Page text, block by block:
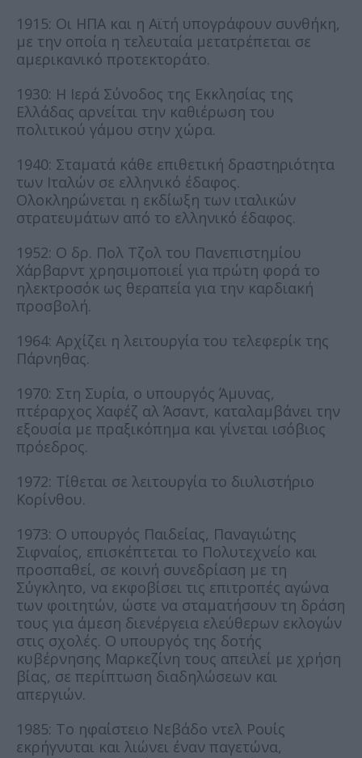
1915: Οι ΗΠΑ και η Αϊτή υπογράφουν συνθήκη,
με την οποία η τελευταία μετατρέπεται σε
αμερικανικό προτεκτοράτο.
1930: Η Ιερά Σύνοδος της Εκκλησίας της
Ελλάδας αρνείται την καθιέρωση του
πολιτικού γάμου στην χώρα.
1940: Σταματά κάθε επιθετική δραστηριότητα
των Ιταλών σε ελληνικό έδαφος.
Ολοκληρώνεται η εκδίωξη των ιταλικών
στρατευμάτων από το ελληνικό έδαφος.
1952: Ο δρ. Πολ Τζολ του Πανεπιστημίου
Χάρβαρντ χρησιμοποιεί για πρώτη φορά το
ηλεκτροσόκ ως θεραπεία για την καρδιακή
προσβολή.
1964: Αρχίζει η λειτουργία του τελεφερίκ της
Πάρνηθας.
1970: Στη Συρία, ο υπουργός Άμυνας,
πτέραρχος Χαφέζ αλ Άσαντ, καταλαμβάνει την
εξουσία με πραξικόπημα και γίνεται ισόβιος
πρόεδρος.
1972: Τίθεται σε λειτουργία το διυλιστήριο
Κορίνθου.
1973: Ο υπουργός Παιδείας, Παναγιώτης
Σιφναίος, επισκέπτεται το Πολυτεχνείο και
προσπαθεί, σε κοινή συνεδρίαση με τη
Σύγκλητο, να εκφοβίσει τις επιτροπές αγώνα
των φοιτητών, ώστε να σταματήσουν τη δράση
τους για άμεση διενέργεια ελεύθερων εκλογών
στις σχολές. Ο υπουργός της δοτής
κυβέρνησης Μαρκεζίνη τους απειλεί με χρήση
βίας, σε περίπτωση διαδηλώσεων και
απεργιών.
1985: Το ηφαίστειο Νεβάδο ντελ Ρουίς
εκρήγνυται και λιώνει έναν παγετώνα,